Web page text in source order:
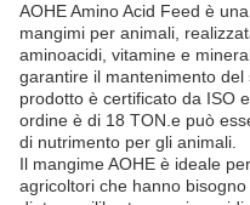
AOHE Amino Acid Feed è
mangimi per animali,
aminoacidi, vitamine e
garantire il mantenimento
prodotto è certificato da ISO
ordine è di 18 TON.e può
di nutrimento per gli animali.
Il mangime AOHE è ideale
agricoltori che hanno